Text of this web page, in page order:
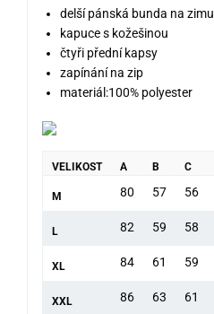
delší pánská bunda na zimu
kapuce s kožešinou
čtyři přední kapsy
zapínání na zip
materiál:100% polyester
VELIKOST A B C
M 80 57 56
L 82 59 58
XL 84 61 59
XXL 86 63 61